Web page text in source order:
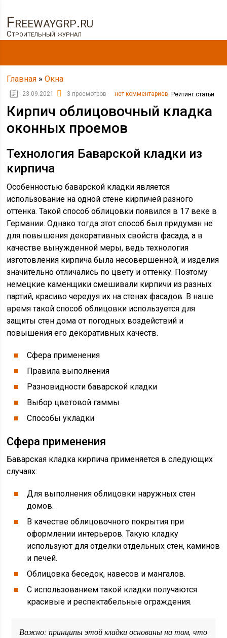
Freewaygrp.ru
Строительный журнал
Главная »Окна
23.09.2021 3 просмотров нет комментариев Рейтинг статьи
Кирпич облицовочный кладка
оконных проемов
Технология Баварской кладки из
кирпича
Особенностью баварской кладки является
использование на одной стене кирпичей разного
оттенка. Такой способ облицовки появился в 17 веке в
Германии. Однако тогда этот способ был придуман не
для повышения декоративных свойств фасада, а в
качестве вынужденной меры, ведь технология
изготовления кирпича была несовершенной, и изделия
значительно отличались по цвету и оттенку. Поэтому
немецкие каменщики смешивали кирпичи из разных
партий, красиво чередуя их на стенах фасадов. В наше
время такой способ облицовки используется для
защиты стен дома от погодных воздействий и
повышения его декоративных качеств.
Сфера применения
Правила выполнения
Разновидности баварской кладки
Выбор цветовой гаммы
Способы укладки
Сфера применения
Баварская кладка кирпича применяется в следующих
случаях:
Для выполнения облицовки наружных стен
домов.
В качестве облицовочного покрытия при
оформлении интерьеров. Такую кладку
используют для отделки отдельных стен, каминов
и печей.
Облицовка беседок, навесов и мангалов.
С использованием такой кладки получаются
красивые и респектабельные ограждения.
Важно: принципы этой кладки основаны на том, что